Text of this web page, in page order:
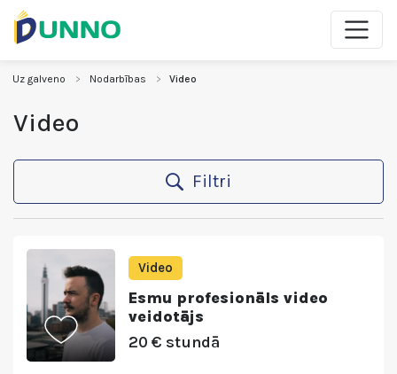
Uz galveno Nodarbības Video
Video
Filtri
Video
Esmu profesionāls video
veidotājs
20 € stundā